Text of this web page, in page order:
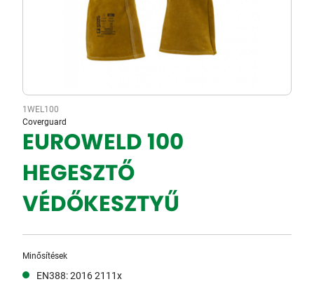
1WEL100
Coverguard
EUROWELD 100
HEGESZTŐ
VÉDŐKESZTYŰ
Minősítések
EN388: 2016 2111x